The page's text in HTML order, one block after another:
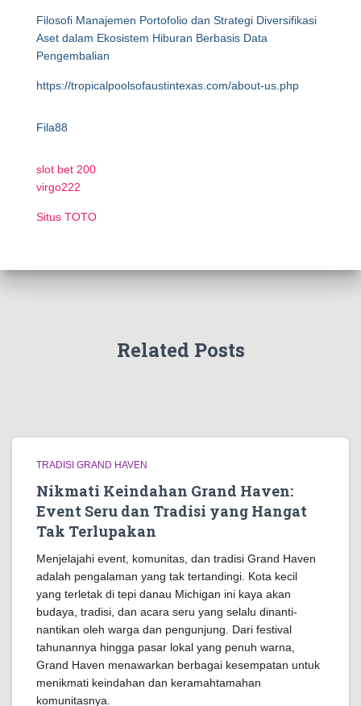
Filosofi Manajemen Portofolio dan Strategi Diversifikasi
Aset dalam Ekosistem Hiburan Berbasis Data
Pengembalian
https://tropicalpoolsofaustintexas.com/about-us.php
Fila88
slot bet 200
virgo222
Situs TOTO
Related Posts
TRADISI GRAND HAVEN
Nikmati Keindahan Grand Haven:
Event Seru dan Tradisi yang Hangat
Tak Terlupakan
Menjelajahi event, komunitas, dan tradisi Grand Haven
adalah pengalaman yang tak tertandingi. Kota kecil
yang terletak di tepi danau Michigan ini kaya akan
budaya, tradisi, dan acara seru yang selalu dinanti-
nantikan oleh warga dan pengunjung. Dari festival
tahunannya hingga pasar lokal yang penuh warna,
Grand Haven menawarkan berbagai kesempatan untuk
menikmati keindahan dan keramahtamahan
komunitasnya.